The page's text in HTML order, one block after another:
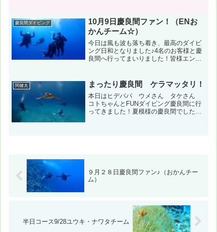
きーはOWD認定！おめでとうございま
す！コンディション＆デ...
慶良間ダイビング
10月9日慶良間ファン！（ENお
かんチーム☆）
今日は風も波も落ち着き、最高のダイビ
ング日和となりました♪4名のお客様と慶
良間へ行ってまいりました！皆様エンリ
ディション＆データ気温：29℃ スー
ツ：ウエット5mm ...
関健太 まったり慶良間 ケラマッタリ！
本日はヒデパパ ウメさん タケさん
コトちゃんとFUNダイビング慶良間に行
ってきました！夏模様の慶良間でした
９月２８日慶良間ファン♪（おかんチー
ム）
半日コース9/28ユウキ・ナワタチーム